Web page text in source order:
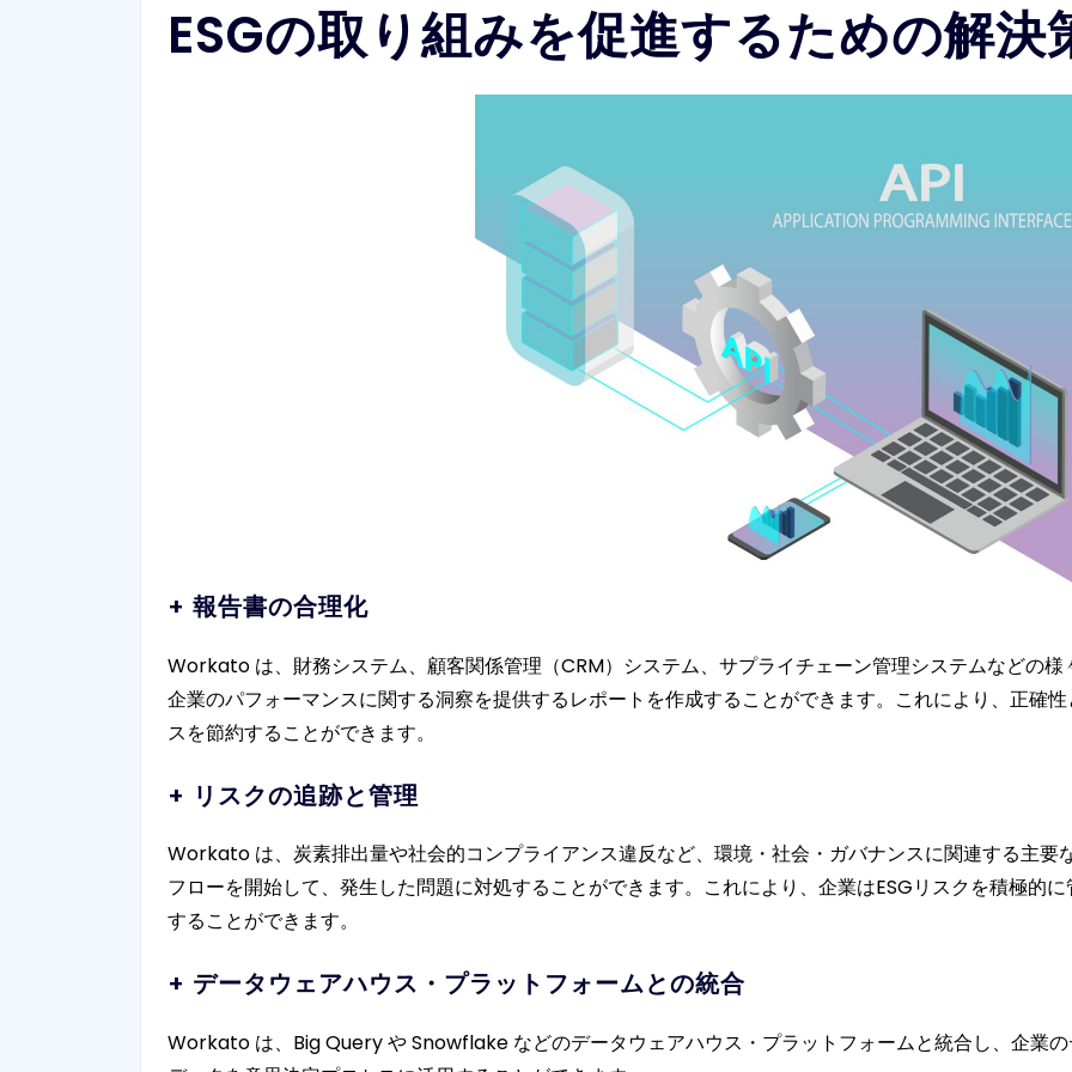
ESGの取り組みを促進するための解決
+ 報告書の合理化
Workato は、財務システム、顧客関係管理（CRM）システム、サプライチェーン管理システムなどの
企業のパフォーマンスに関する洞察を提供するレポートを作成することができます。これにより、正確
スを節約することができます。
+ リスクの追跡と管理
Workato は、炭素排出量や社会的コンプライアンス違反など、環境・社会・ガバナンスに関連する主要
フローを開始して、発生した問題に対処することができます。これにより、企業はESGリスクを積極的
することができます。
+ データウェアハウス・プラットフォームとの統合
Workato は、Big Query や Snowflake などのデータウェアハウス・プラットフォームと統合し、企業